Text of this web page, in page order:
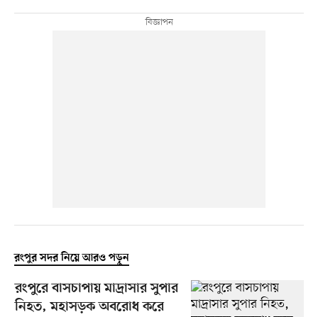
রংপুর সদর নিয়ে আরও পড়ুন
রংপুরে বাসচাপায় মাদ্রাসার সুপার
নিহত, মহাসড়ক অবরোধ করে